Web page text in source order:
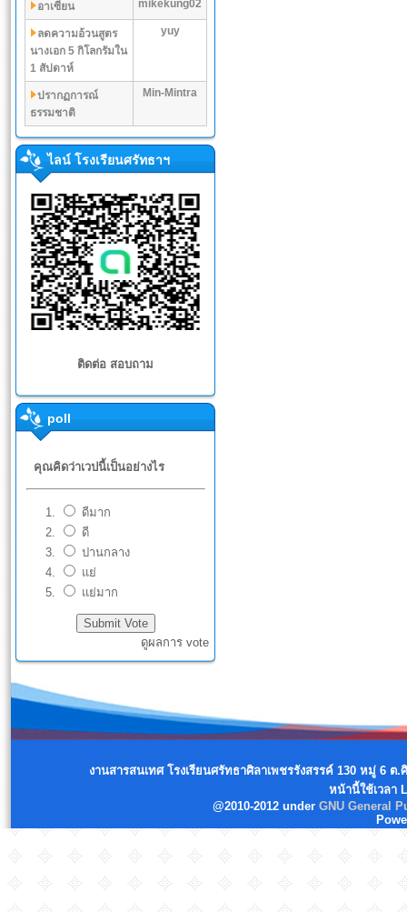
อาเซียน
mikekung02
ลดความอ้วนสูตร
นางเอก 5 กิโลกรัมใน
1 สัปดาห์
yuy
ปรากฏการณ์
ธรรมชาติ
Min-Mintra
ไลน์ โรงเรียนศรัทธาฯ
ติดต่อ สอบถาม
poll
คุณคิดว่าเวปนี้เป็นอย่างไร
ดีมาก
ดี
ปานกลาง
แย่
แย่มาก
ดูผลการ vote
งานสารสนเทศ โรงเรียนศรัทธาศิลาเพชรรังสรรค์ 130 หมู่ 6
หน้านี้ใช้เวลา
@2010-2012 under GNU General